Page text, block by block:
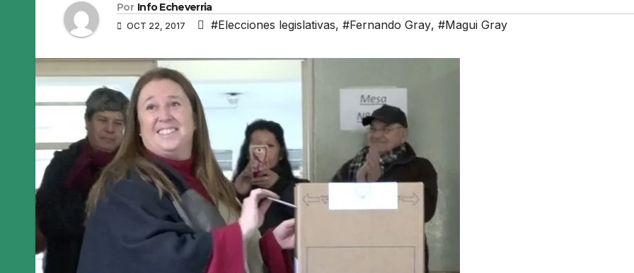
Por Info Echeverria
OCT 22, 2017 #Elecciones legislativas, #Fernando Gray, #Magui Gray